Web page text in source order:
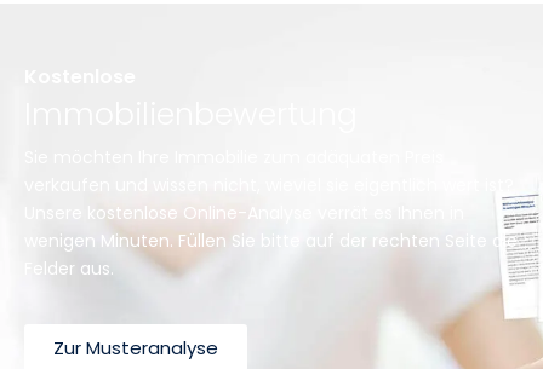
Unsere kostenlose Online-Analyse verrät es Ihnen in
wenigen Minuten. Füllen Sie bitte auf der rechten Seite die
Felder aus.
Zur Musteranalyse